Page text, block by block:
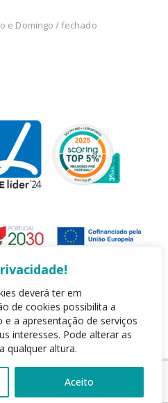
deverá ter em
de cookies possibilita a
a apresentação de serviços
interesses. Pode alterar as
qualquer altura.
Aceito
e Domingo / fechado
Todos os direitos reservados.